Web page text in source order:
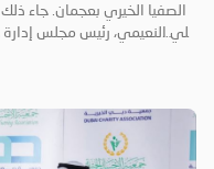
الصفيا الخيري بعجمان. جاء
علي النعيمي، رئيس مجلس
بن محمد النعيمي، مدير عام
احتياجاتهم الصحية بمستوى